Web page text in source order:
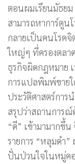
ตอนผมเรียนมัธยม
สามารถหาการ์ตูน
กลายเป็นคนโรค
ใหญ่ๆ ที่ครองตลา
ธุรกิจผิดกฎหมาย
การแปลพิมพ์ขาย
ประวัติศาสตร์การ
สรุปว่าสถานการ
“ดี” เข้ามามากขึ้
รายการ “หลุมดำ
ปั่นป่วนใจในหมู่ค